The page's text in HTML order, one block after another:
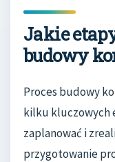
Jakie
budowy
Proces budowy
kilku kluczowych
zaplanować i
przygotowanie